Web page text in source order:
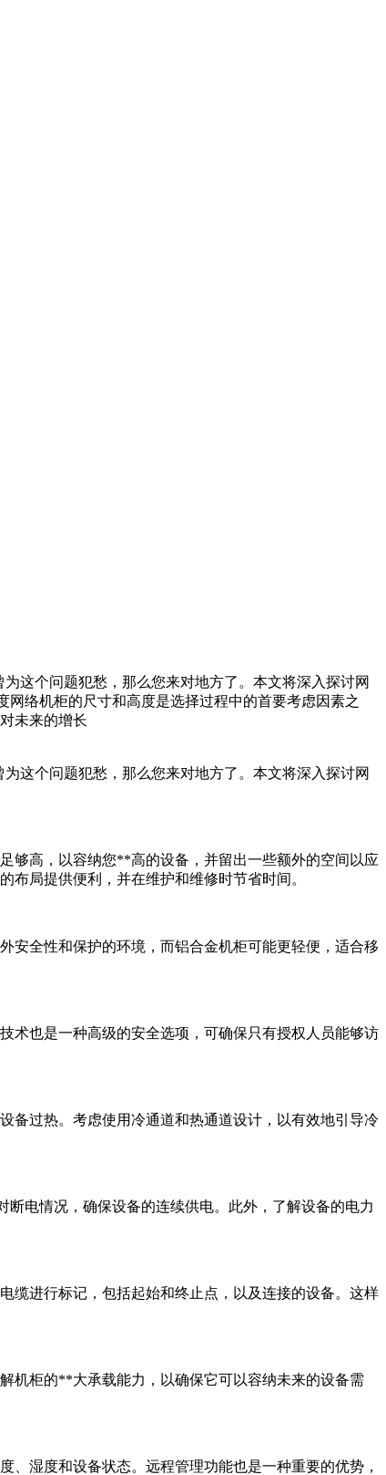
这个问题犯愁，那么您来对地方了。本文将深入探讨网
络机柜的尺寸和高度是选择过程中的首要考虑因素之
未来的增长
为这个问题犯愁，那么您来对地方了。本文将深入探讨网
高，以容纳您**高的设备，并留出一些额外的空间以应
局提供便利，并在维护和维修时节省时间。
全性和保护的环境，而铝合金机柜可能更轻便，适合移
也是一种高级的安全选项，可确保只有授权人员能够访
过热。考虑使用冷通道和热通道设计，以有效地引导冷
电情况，确保设备的连续供电。此外，了解设备的电力
进行标记，包括起始和终止点，以及连接的设备。这样
柜的**大承载能力，以确保它可以容纳未来的设备需
湿度和设备状态。远程管理功能也是一种重要的优势，